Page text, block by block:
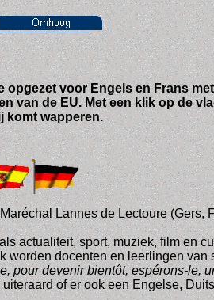
opgezet voor Engels en Frans
van de EU. Met een klik op de
komt wapperen.
Lannes de Lectoure
actualiteit, sport, muziek, film en
docenten en leerlingen
pour devenir bientôt, espérons-le,
of er ook een Engelse,